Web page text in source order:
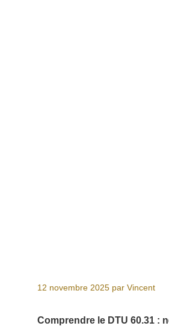
12 novembre 2025 par Vincent
Comprendre le DTU 60.31 :